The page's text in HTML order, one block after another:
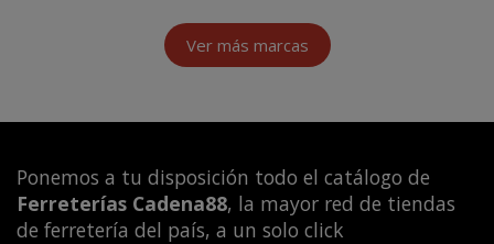
Ver más marcas
Ponemos a tu disposición todo el catálogo de
Ferreterías Cadena88, la mayor red de tiendas
de ferretería del país, a un solo click